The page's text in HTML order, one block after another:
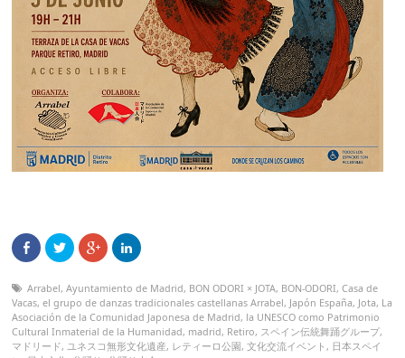
Arrabel,Ayuntamiento de Madrid, BON ODORI × JOTA, BON-ODORI,Casa de
Vacas,el grupo de danzas tradicionales castellanas Arrabel, Japón España, Jota, La
Asociación de la Comunidad Japonesa de Madrid, la UNESCO como Patrimonio
Cultural Inmaterial de la Humanidad, madrid, Retiro, スペイン伝統舞踊グループ,
マドリード, ユネスコ無形文化遺産, レティーロ公園,文化交流イベント , 日本スペイ